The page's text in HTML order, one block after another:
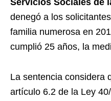
Servicios Sociales de
denegó a los
familia numerosa en
cumplió 25 años, la
La sentencia considera
artículo 6.2 de la Ley